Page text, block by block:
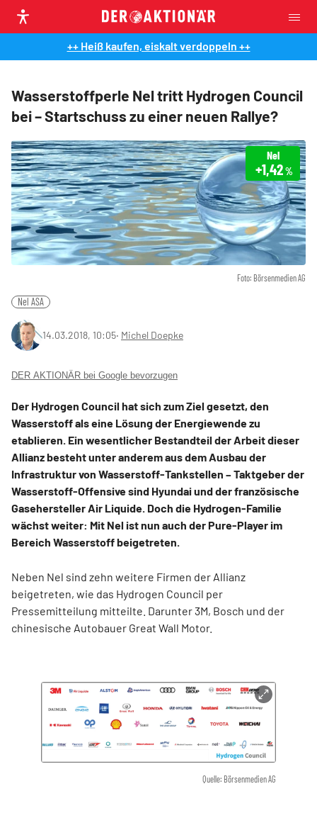
++ Heiß kaufen, eiskalt verdoppeln ++
Wasserstoffperle Nel tritt Hydrogen Council
bei – Startschuss zu einer neuen Rallye?
Foto: Börsenmedien AG
Nel
+1,42%
Nel ASA
14.03.2018, 10:05‧ Michel Doepke
DER AKTIONÄR bei Google bevorzugen
Der Hydrogen Council hat sich zum Ziel gesetzt, den
Wasserstoff als eine Lösung der Energiewende zu
etablieren. Ein wesentlicher Bestandteil der Arbeit dieser
Allianz besteht unter anderem aus dem Ausbau der
Infrastruktur von Wasserstoff-Tankstellen – Taktgeber der
Wasserstoff-Offensive sind Hyundai und der französische
Gasehersteller Air Liquide. Doch die Hydrogen-Familie
wächst weiter: Mit Nel ist nun auch der Pure-Player im
Bereich Wasserstoff beigetreten.
Neben Nel sind zehn weitere Firmen der Allianz
beigetreten, wie das Hydrogen Council per
Pressemitteilung mitteilte. Darunter 3M, Bosch und der
chinesische Autobauer Great Wall Motor.
Quelle: Börsenmedien AG